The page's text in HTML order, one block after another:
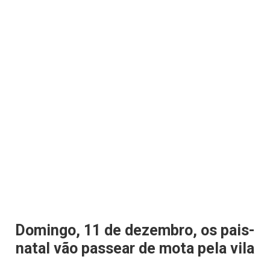
Domingo, 11 de dezembro, os pais-
natal vão passear de mota pela vila